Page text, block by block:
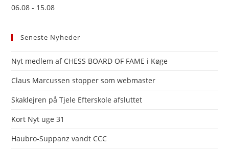
06.08 - 15.08
Seneste Nyheder
Nyt medlem af CHESS BOARD OF FAME i Køge
Claus Marcussen stopper som webmaster
Skaklejren på Tjele Efterskole afsluttet
Kort Nyt uge 31
Haubro-Suppanz vandt CCC